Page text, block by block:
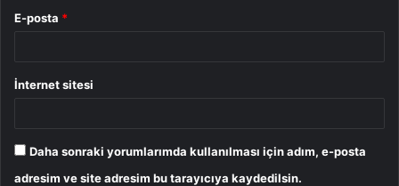
E-posta *
İnternet sitesi
Daha sonraki yorumlarımda kullanılması için adım, e-posta
adresim ve site adresim bu tarayıcıya kaydedilsin.